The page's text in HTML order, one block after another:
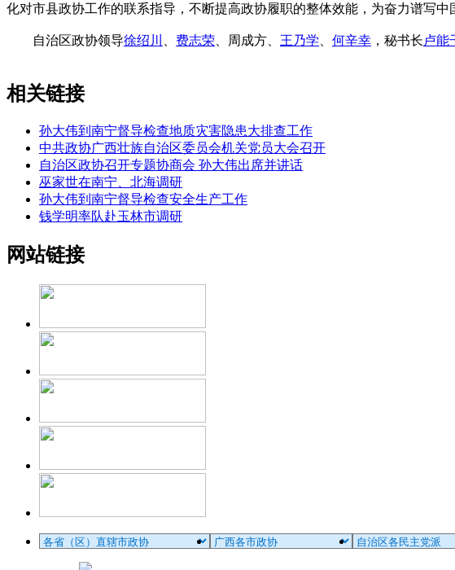
化对市县政协工作的联系指导，不断提高政协履职的整体效能，为奋力谱写中
自治区政协领导徐绍川 费志荣 、周成方、 王乃学 何辛幸 ，秘书长卢能
相关链接
孙大伟到南宁督导检查地质灾害隐患大排查工作
中共政协广西壮族自治区委员会机关党员大会召开
自治区政协召开专题协商会 孙大伟出席并讲话
巫家世在南宁、北海调研
孙大伟到南宁督导检查安全生产工作
钱学明率队赴玉林市调研
网站链接